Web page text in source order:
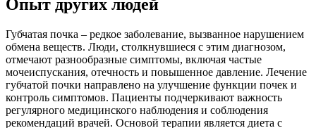
Опыт других людей
Губчатая почка – редкое заболевание, вызванное нарушением
обмена веществ. Люди, столкнувшиеся с этим диагнозом,
отмечают разнообразные симптомы, включая частые
мочеиспускания, отечность и повышенное давление. Лечение
губчатой почки направлено на улучшение функции почек и
контроль симптомов. Пациенты подчеркивают важность
регулярного медицинского наблюдения и соблюдения
рекомендаций врачей. Основой терапии является диета с